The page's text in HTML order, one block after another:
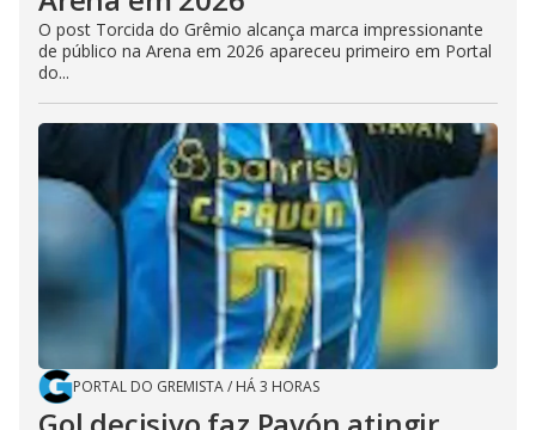
O post Torcida do Grêmio alcança marca impressionante
de público na Arena em 2026 apareceu primeiro em Portal
do...
PORTAL DO GREMISTA/ HÁ 3 HORAS